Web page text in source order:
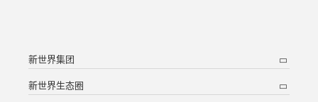
新世界集团
新世界生态圈